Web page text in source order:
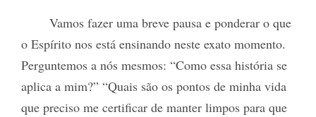
Vamos fazer uma breve pausa e ponderar o que
o Espírito nos está ensinando neste exato momento.
Perguntemos a nós mesmos: “Como essa história se
aplica a mim?” “Quais são os pontos de minha vida
que preciso me certificar de manter limpos para que